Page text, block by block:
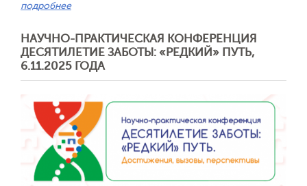
подробнее
НАУЧНО-ПРАКТИЧЕСКАЯ КОНФЕРЕНЦИЯ
ДЕСЯТИЛЕТИЕ ЗАБОТЫ: «РЕДКИЙ» ПУТЬ,
6.11.2025 ГОДА
Отправить